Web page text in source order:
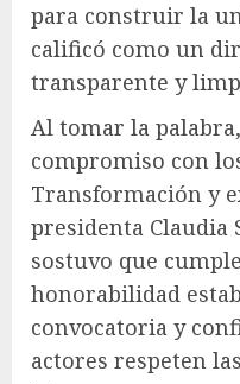
para construir la
calificó como un
transparente y
Al tomar la
compromiso con
Transformación y
presidenta Claudia
sostuvo que
honorabilidad
convocatoria y
actores respeten